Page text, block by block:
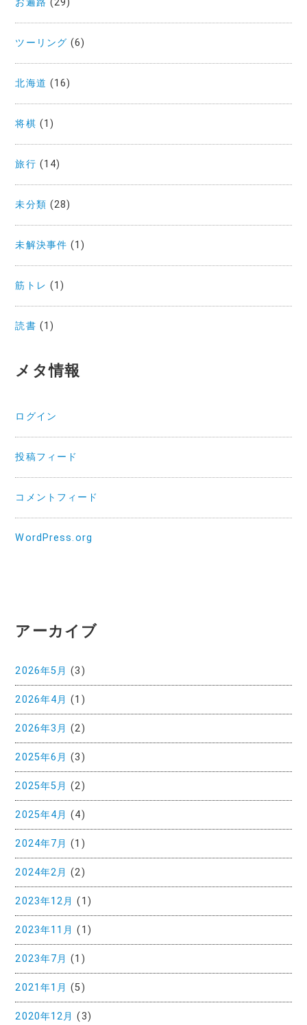
お遍路 (29)
ツーリング (6)
北海道 (16)
将棋 (1)
旅行 (14)
未分類 (28)
未解決事件 (1)
筋トレ (1)
読書 (1)
メタ情報
ログイン
投稿フィード
コメントフィード
WordPress.org
アーカイブ
2026年5月 (3)
2026年4月 (1)
2026年3月 (2)
2025年6月 (3)
2025年5月 (2)
2025年4月 (4)
2024年7月 (1)
2024年2月 (2)
2023年12月 (1)
2023年11月 (1)
2023年7月 (1)
2021年1月 (5)
2020年12月 (3)